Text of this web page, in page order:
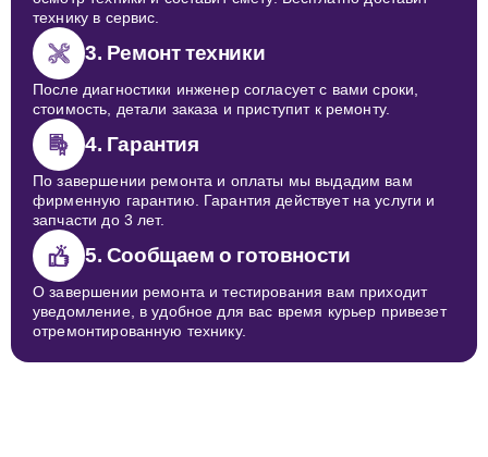
технику в сервис.
3. Ремонт техники
После диагностики инженер согласует с вами сроки,
стоимость, детали заказа и приступит к ремонту.
4. Гарантия
По завершении ремонта и оплаты мы выдадим вам
фирменную гарантию. Гарантия действует на услуги и
запчасти до 3 лет.
5. Сообщаем о готовности
О завершении ремонта и тестирования вам приходит
уведомление, в удобное для вас время курьер привезет
отремонтированную технику.